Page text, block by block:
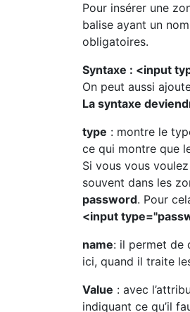
Pour insérer une
balise ayant un
obligatoires.
Syntaxe : <input
On peut aussi
La syntaxe
type : montre le
ce qui montre que
Si vous vous
souvent dans les
password. Pour
<input
name: il permet de
ici, quand il traite
Value : avec
indiquant ce qu’il